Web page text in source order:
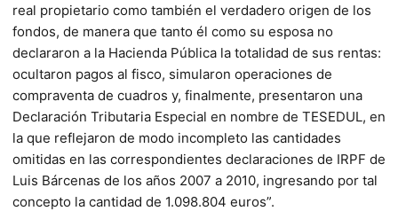
real propietario como también el verdadero origen de los
fondos, de manera que tanto él como su esposa no
declararon a la Hacienda Pública la totalidad de sus rentas:
ocultaron pagos al fisco, simularon operaciones de
compraventa de cuadros y, finalmente, presentaron una
Declaración Tributaria Especial en nombre de TESEDUL, en
la que reflejaron de modo incompleto las cantidades
omitidas en las correspondientes declaraciones de IRPF de
Luis Bárcenas de los años 2007 a 2010, ingresando por tal
concepto la cantidad de 1.098.804 euros”.